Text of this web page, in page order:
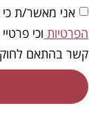
אני מאשר/ת כי
הפרטיות וכי
קשר בהתאם